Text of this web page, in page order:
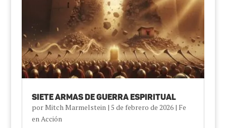
Siete armas de guerra espiritual
porMitch Marmelstein| 5 de febrero de 2026| Fe
en Acción